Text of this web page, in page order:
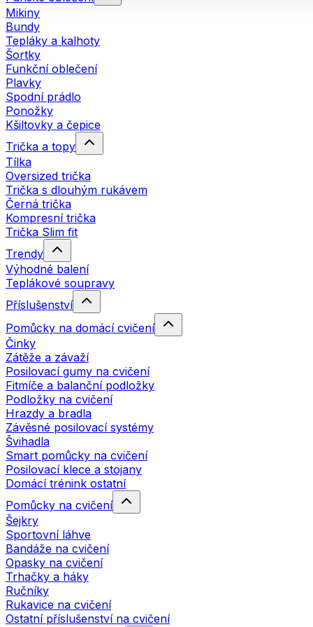
Mikiny
Bundy
Tepláky a kalhoty
Šortky
Funkční oblečení
Plavky
Spodní prádlo
Ponožky
Kšiltovky a čepice
Trička a topy
Tílka
Oversized trička
Trička s dlouhým rukávem
Černá trička
Kompresní trička
Trička Slim fit
Trendy
Výhodné balení
Teplákové soupravy
Příslušenství
Pomůcky na domácí cvičení
Činky
Zátěže a závaží
Posilovací gumy na cvičení
Fitmíče a balanční podložky
Podložky na cvičení
Hrazdy a bradla
Závěsné posilovací systémy
Švihadla
Smart pomůcky na cvičení
Posilovací klece a stojany
Domácí trénink ostatní
Pomůcky na cvičení
Šejkry
Sportovní láhve
Bandáže na cvičení
Opasky na cvičení
Trhačky a háky
Ručníky
Rukavice na cvičení
Ostatní příslušenství na cvičení